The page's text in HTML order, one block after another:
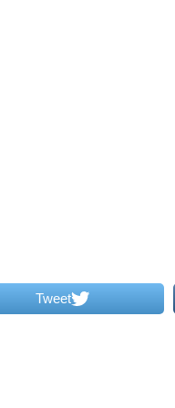
Tweet